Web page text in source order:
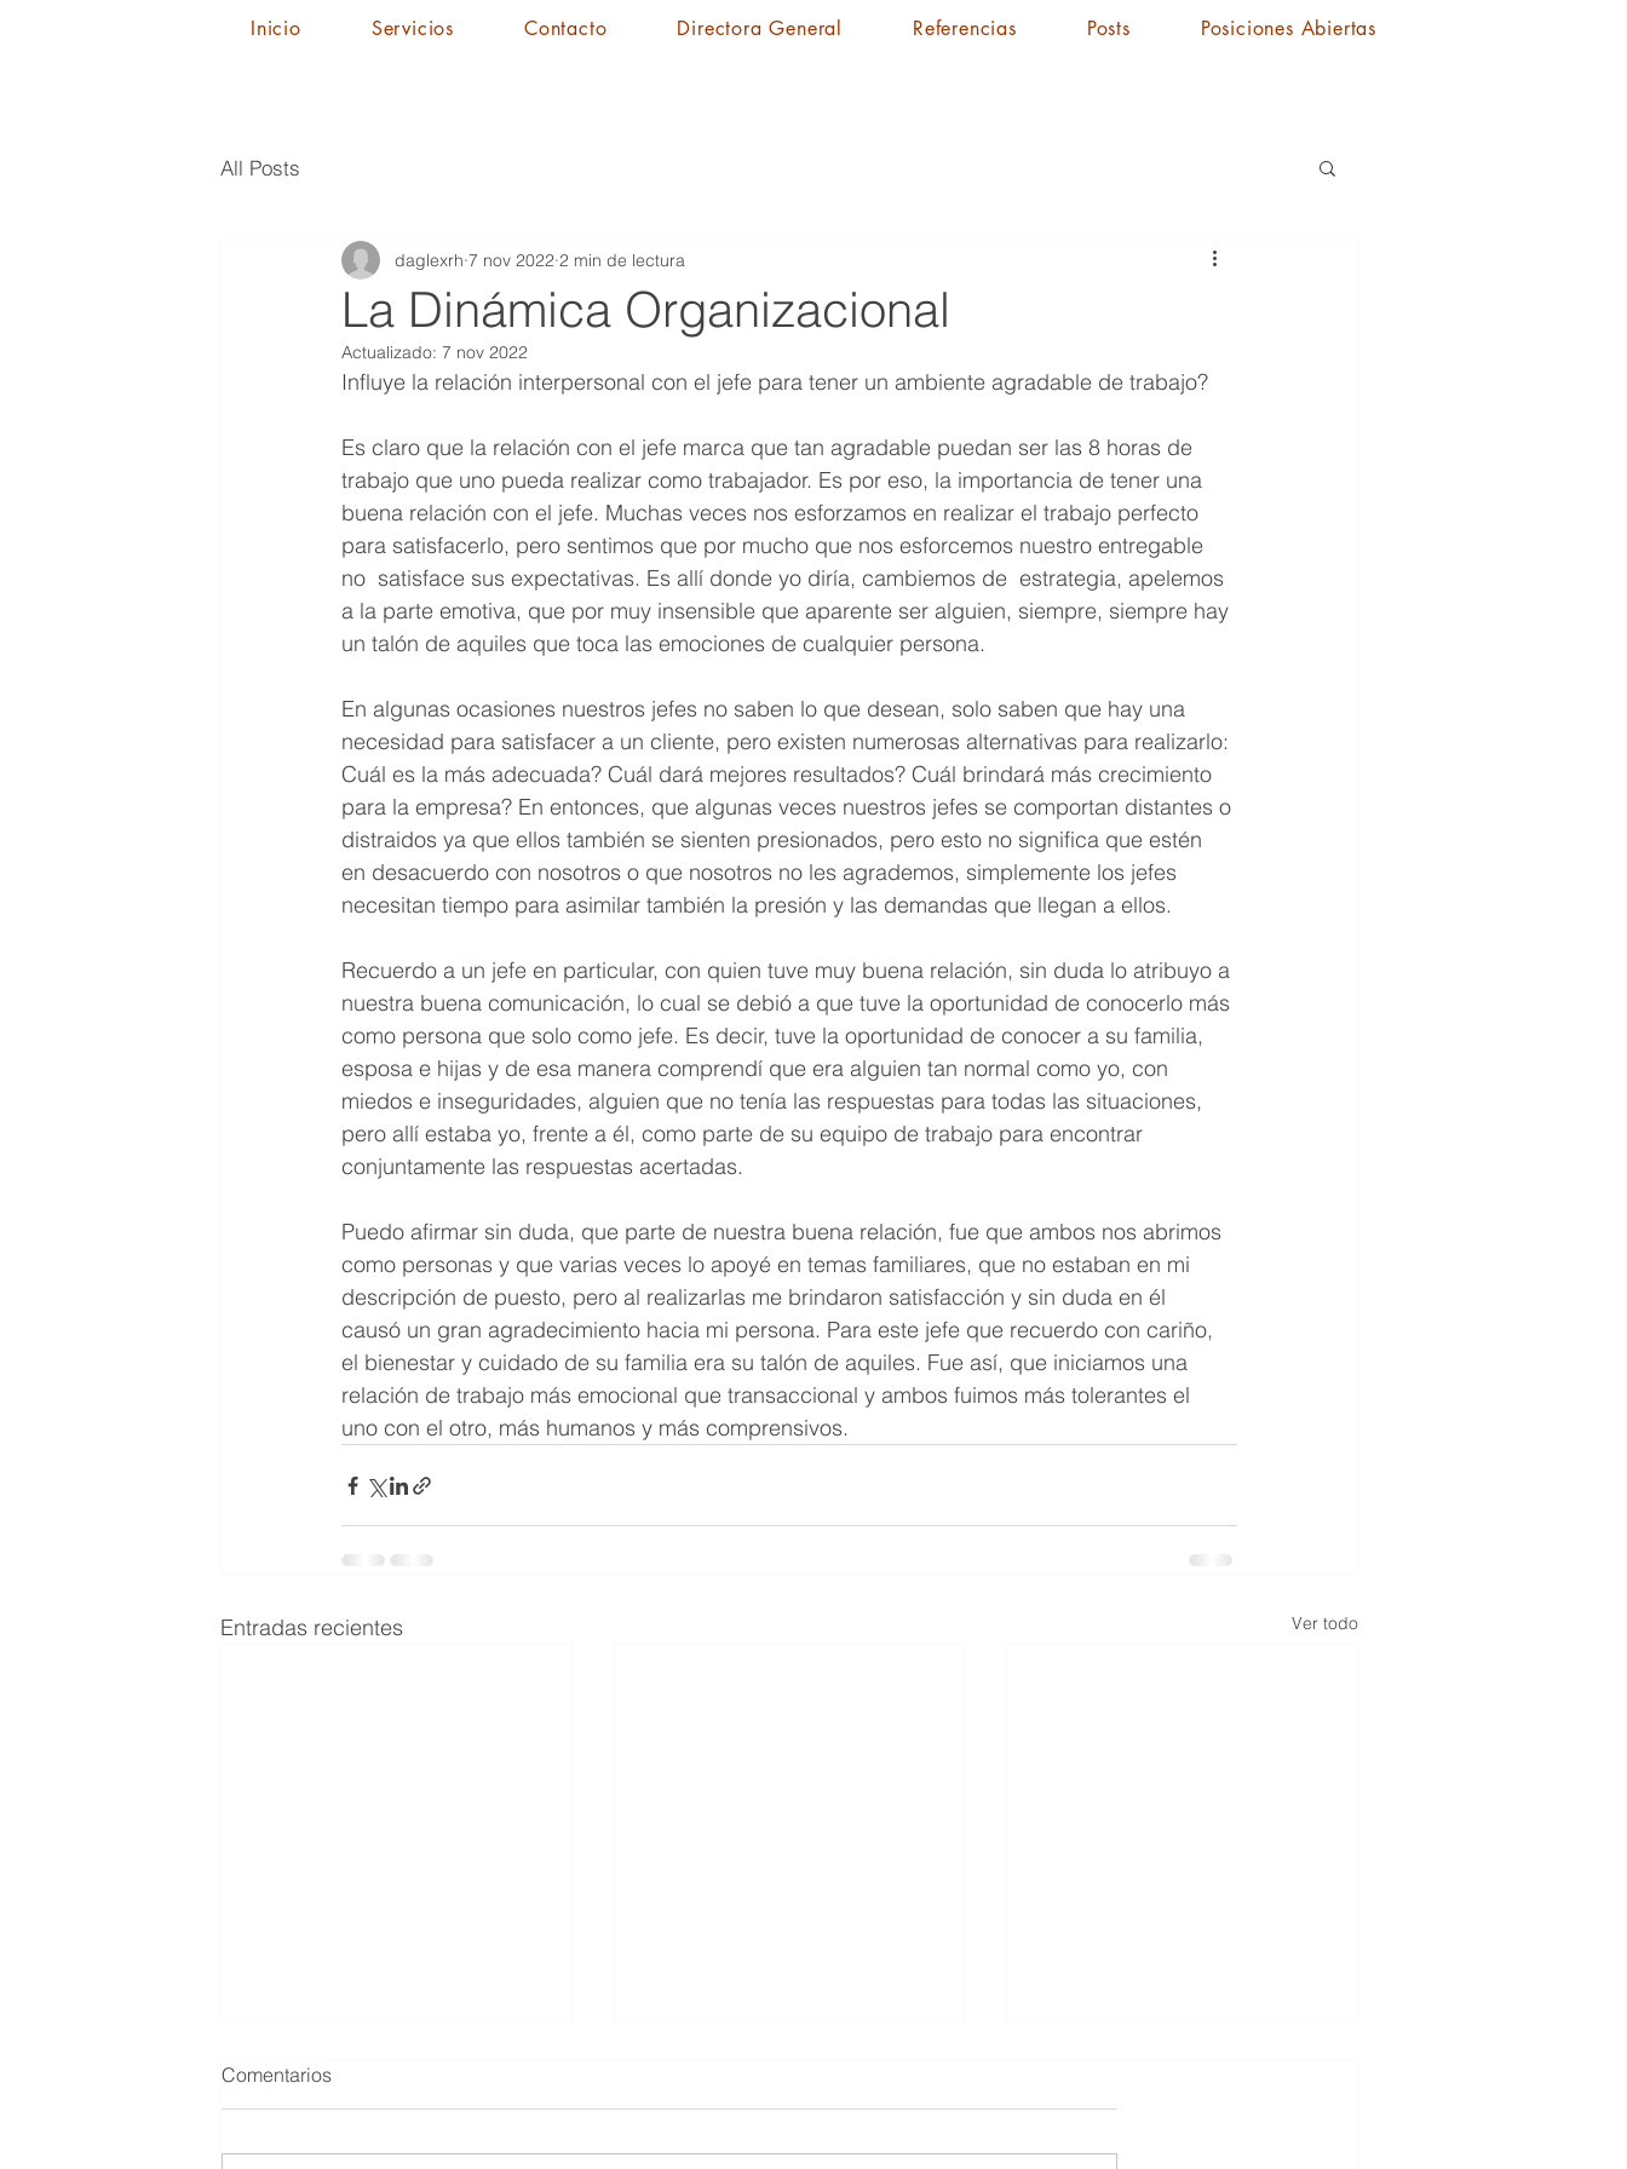
Inicio Servicios Contacto Directora General Referencias Posts Posiciones Abiertas
All Posts
La Dinámica Organizacional
daglexrh 7 nov 2022 2 min de lectura
Actualizado: 7 nov 2022
Influye la relación interpersonal con el jefe para tener un ambiente agradable de trabajo?
Es claro que la relación con el jefe marca que tan agradable puedan ser las 8 horas de
trabajo que uno pueda realizar como trabajador. Es por eso, la importancia de tener una
buena relación con el jefe. Muchas veces nos esforzamos en realizar el trabajo perfecto
para satisfacerlo, pero sentimos que por mucho que nos esforcemos nuestro entregable
no  satisface sus expectativas. Es allí donde yo diría, cambiemos de  estrategia, apelemos
a la parte emotiva, que por muy insensible que aparente ser alguien, siempre, siempre hay
un talón de aquiles que toca las emociones de cualquier persona.
En algunas ocasiones nuestros jefes no saben lo que desean, solo saben que hay una
necesidad para satisfacer a un cliente, pero existen numerosas alternativas para realizarlo:
Cuál es la más adecuada? Cuál dará mejores resultados? Cuál brindará más crecimiento
para la empresa? En entonces, que algunas veces nuestros jefes se comportan distantes o
distraidos ya que ellos también se sienten presionados, pero esto no significa que estén
en desacuerdo con nosotros o que nosotros no les agrademos, simplemente los jefes
necesitan tiempo para asimilar también la presión y las demandas que llegan a ellos.
Recuerdo a un jefe en particular, con quien tuve muy buena relación, sin duda lo atribuyo a
nuestra buena comunicación, lo cual se debió a que tuve la oportunidad de conocerlo más
como persona que solo como jefe. Es decir, tuve la oportunidad de conocer a su familia,
esposa e hijas y de esa manera comprendí que era alguien tan normal como yo, con
miedos e inseguridades, alguien que no tenía las respuestas para todas las situaciones,
pero allí estaba yo, frente a él, como parte de su equipo de trabajo para encontrar
conjuntamente las respuestas acertadas.
Puedo afirmar sin duda, que parte de nuestra buena relación, fue que ambos nos abrimos
como personas y que varias veces lo apoyé en temas familiares, que no estaban en mi
descripción de puesto, pero al realizarlas me brindaron satisfacción y sin duda en él
causó un gran agradecimiento hacia mi persona. Para este jefe que recuerdo con cariño,
el bienestar y cuidado de su familia era su talón de aquiles. Fue así, que iniciamos una
relación de trabajo más emocional que transaccional y ambos fuimos más tolerantes el
uno con el otro, más humanos y más comprensivos.
Entradas recientes Ver todo
Comentarios